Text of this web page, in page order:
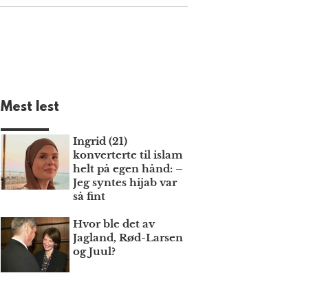
Mest lest
Ingrid (21)
konverterte til islam
helt på egen hånd: –
Jeg syntes hijab var
så fint
Hvor ble det av
Jagland, Rød-Larsen
og Juul?